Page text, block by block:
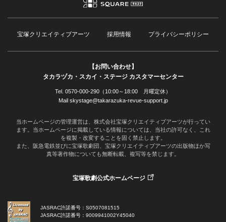
宝塚クリエイティブアーツ 採用情報 プライバシーポリシー
【お問い合わせ】
タカラヅカ・スカイ・ステージ カスタマーセンター
Tel. 0570-000-290（10:00～18:00 月曜定休）
Mail skystage@takarazuka-revue-support.jp
当ホームページの管理運営は、株式会社宝塚クリエイティブアーツが行ってい
ます。当ホームページに掲載している情報については、当社の許可なく、これ
を複製・改変することを固く禁止します。
また、阪急電鉄並びに宝塚歌劇団、宝塚クリエイティブアーツの出版物ほか写
真等著作物についても無断転載、複写等を禁じます。
宝塚歌劇公式ホームページ
JASRAC許諾番号：S0507081515
JASRAC許諾番号：9009941002Y45040